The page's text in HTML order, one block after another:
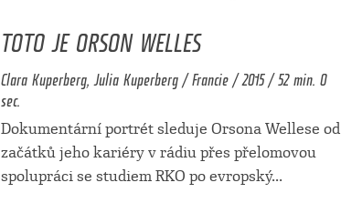
TOTO JE ORSON WELLES
Clara Kuperberg, Julia Kuperberg / Francie / 2015 / 52 min. 0
sec.
Dokumentární portrét sleduje Orsona Wellese od
začátků jeho kariéry v rádiu přes přelomovou
spolupráci se studiem RKO po evropský...